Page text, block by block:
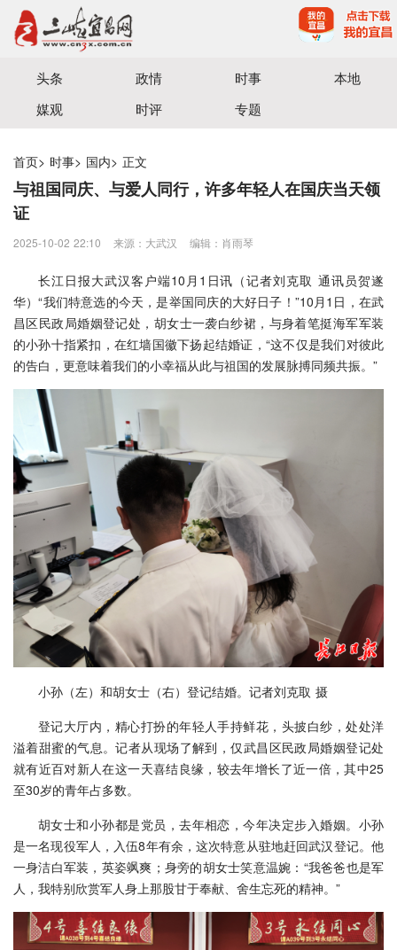
宜昌三峡融媒体中心主办
头条 政情 时事
本地
媒观
时评 专题
首页> 时事> 国内> 正文
与祖国同庆、与爱人同行，许多年轻人在国庆当天领
证
2025-10-02 22:10 来源：大武汉 编辑：肖雨琴
长江日报大武汉客户端10月1日讯（记者刘克取 通讯员贺遂
华）“我们特意选的今天，是举国同庆的大好日子！”10月1日，在武
昌区民政局婚姻登记处，胡女士一袭白纱裙，与身着笔挺海军军装
的小孙十指紧扣，在红墙国徽下扬起结婚证，“这不仅是我们对彼此
的告白，更意味着我们的小幸福从此与祖国的发展脉搏同频共振。”
小孙（左）和胡女士（右）登记结婚。记者刘克取 摄
登记大厅内，精心打扮的年轻人手持鲜花，头披白纱，处处洋
溢着甜蜜的气息。记者从现场了解到，仅武昌区民政局婚姻登记处
就有近百对新人在这一天喜结良缘，较去年增长了近一倍，其中25
至30岁的青年占多数。
胡女士和小孙都是党员，去年相恋，今年决定步入婚姻。小孙
是一名现役军人，入伍8年有余，这次特意从驻地赶回武汉登记。他
一身洁白军装，英姿飒爽；身旁的胡女士笑意温婉：“我爸爸也是军
人，我特别欣赏军人身上那股甘于奉献、舍生忘死的精神。”